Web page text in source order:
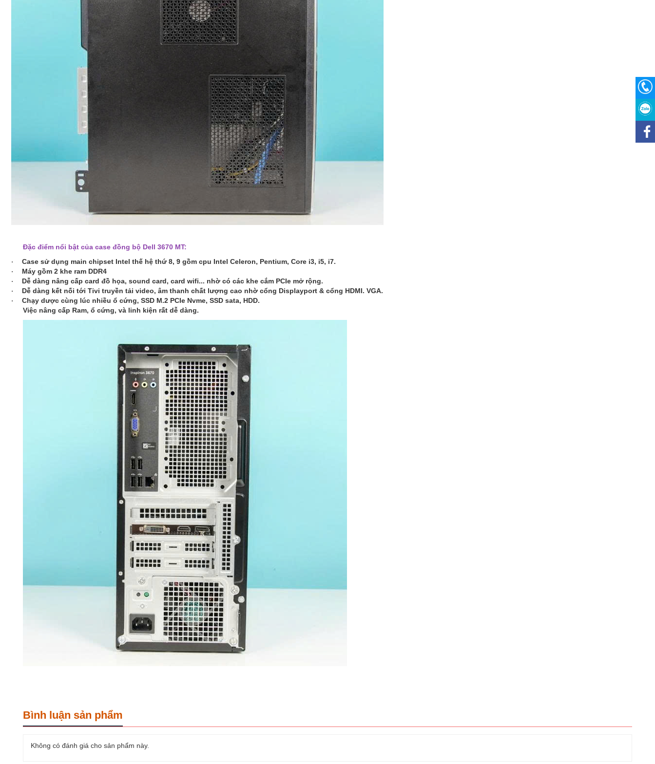
Đặc điểm nổi bật của case đồng bộ Dell 3670 MT:
· Case sử dụng main chipset Intel thế hệ thứ 8, 9 gồm cpu Intel Celeron, Pentium, Core i3, i5, i7.
· Máy gồm 2 khe ram DDR4
· Dễ dàng nâng cấp card đồ họa, sound card, card wifi... nhờ có các khe cắm PCIe mở rộng.
· Dễ dàng kết nối tới Tivi truyền tải video, âm thanh chất lượng cao nhờ cổng Displayport & cổng HDMI. VGA.
·
Chạy dược cùng lúc nhiều ổ cứng, SSD M.2 PCIe Nvme, SSD sata, HDD.
Việc nâng cấp Ram, ổ cứng, và linh kiện rất dễ dàng.
Bình luận sản phẩm
Không có đánh giá cho sản phẩm này.